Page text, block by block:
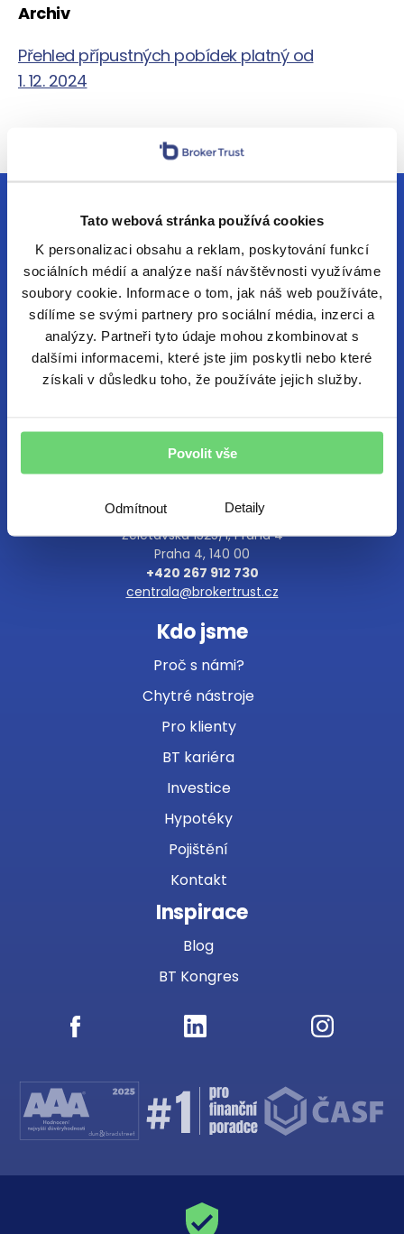
Detaily
Tato webová stránka používá cookies
K personalizaci obsahu a reklam, poskytování funkcí
sociálních médií a analýze naší návštěvnosti využíváme
soubory cookie. Informace o tom, jak náš web používáte,
sdílíme se svými partnery pro sociální média, inzerci a
analýzy. Partneři tyto údaje mohou zkombinovat s
dalšími informacemi, které jste jim poskytli nebo které
získali v důsledku toho, že používáte jejich služby.
Povolit vše
Odmítnout
Archiv
Přehled přípustných pobídek platný od
1. 12. 2024
Centrála
Želetavská 1525/1, Praha 4
Praha 4, 140 00
+420 267 912 730
centrala@brokertrust.cz
Kdo jsme
Proč s námi?
Chytré nástroje
Pro klienty
BT kariéra
Investice
Hypotéky
Pojištění
Kontakt
Inspirace
Blog
BT Kongres